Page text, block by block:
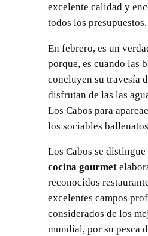
excelente calidad y
todos los presupuestos.
En febrero, es un
porque, es cuando las
concluyen su travesía
disfrutan de las las
Los Cabos para
los sociables
Los Cabos se distingue
cocina gourmet
reconocidos
excelentes campos
considerados de los
mundial, por su pesca